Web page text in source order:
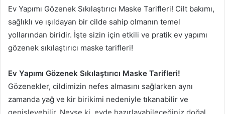
Ev Yapımı Gözenek Sıkılaştırıcı Maske Tarifleri! Cilt bakımı,
sağlıklı ve ışıldayan bir cilde sahip olmanın temel
yollarından biridir. İşte sizin için etkili ve pratik ev yapımı
gözenek sıkılaştırıcı maske tarifleri!
Ev Yapımı Gözenek Sıkılaştırıcı Maske Tarifleri!
Gözenekler, cildimizin nefes almasını sağlarken aynı
zamanda yağ ve kir birikimi nedeniyle tıkanabilir ve